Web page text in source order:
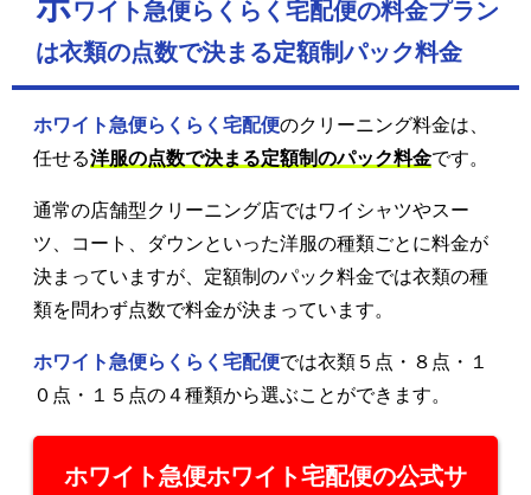
ワイト急便らくらく宅配便の料金プラン
は衣類の点数で決まる定額制パック料金
ホワイト急便らくらく宅配便のクリーニング料金は、
任せる洋服の点数で決まる定額制のパック料金です。
通常の店舗型クリーニング店ではワイシャツやスー
ツ、コート、ダウンといった洋服の種類ごとに料金が
決まっていますが、定額制のパック料金では衣類の種
類を問わず点数で料金が決まっています。
ホワイト急便らくらく宅配便では衣類５点・８点・１
０点・１５点の４種類から選ぶことができます。
ホワイト急便ホワイト宅配便の公式サ